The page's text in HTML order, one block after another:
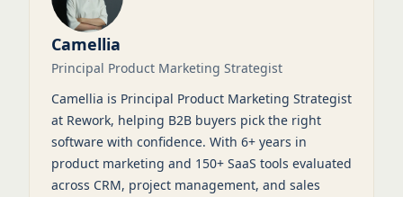
Camellia
Principal Product Marketing Strategist
Camellia is Principal Product Marketing Strategist
at Rework, helping B2B buyers pick the right
software with confidence. With 6+ years in
product marketing and 150+ SaaS tools evaluated
across CRM, project management, and sales